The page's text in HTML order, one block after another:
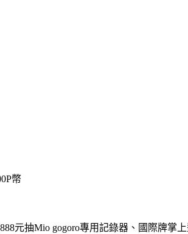
幣
元抽Mio gogoro專用記錄器、國際牌掌